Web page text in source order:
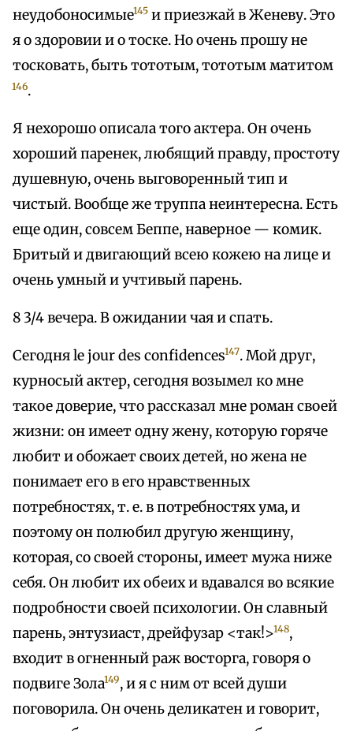
неудобоносимые145 и приезжай в Женеву. Это
я о здоровии и о тоске. Но очень прошу не
тосковать, быть тототым, тототым матитом
146.
Я нехорошо описала того актера. Он очень
хороший паренек, любящий правду, простоту
душевную, очень выговоренный тип и
чистый. Вообще же труппа неинтересна. Есть
еще один, совсем Беппe, наверное — комик.
Бритый и двигающий всею кожею на лице и
очень умный и учтивый парень.
8 3/4 вечера. В ожидании чая и спать.
Сегодня le jour des confidences147. Мой друг,
курносый актер, сегодня возымел ко мне
такое доверие, что рассказал мне роман своей
жизни: он имеет одну жену, которую горяче
любит и обожает своих детей, но жена не
понимает его в его нравственных
потребностях, т. е. в потребностях ума, и
поэтому он полюбил другую женщину,
которая, со своей стороны, имеет мужа ниже
себя. Он любит их обеих и вдавался во всякие
подробности своей психологии. Он славный
парень, энтузиаст, дрейфузар <так!>148,
входит в огненный раж восторга, говоря о
подвиге Зола149, и я с ним от всей души
поговорила. Он очень деликатен и говорит,